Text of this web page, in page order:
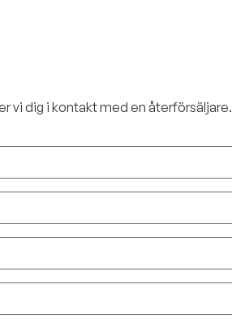
vi dig i kontakt med en återförsäljare.